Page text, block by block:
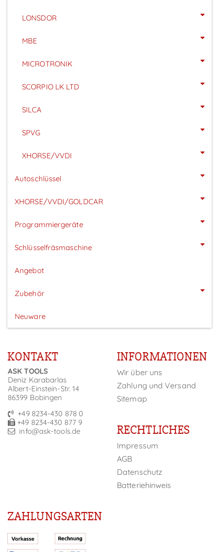
LONSDOR
MBE
MICROTRONIK
SCORPIO LK LTD
SILCA
SPVG
XHORSE/VVDI
Autoschlüssel
XHORSE/VVDI/GOLDCAR
Programmiergeräte
Schlüsselfräsmaschine
Angebot
Zubehör
Neuware
KONTAKT
ASK TOOLS
Deniz Karabarlas
Albert-Einstein-Str. 14
86399 Bobingen
+49 8234-430 878 0
+49 8234-430 877 9
info@ask-tools.de
INFORMATIONEN
Wir über uns
Zahlung und Versand
Sitemap
RECHTLICHES
Impressum
AGB
Datenschutz
Batteriehinweis
ZAHLUNGSARTEN